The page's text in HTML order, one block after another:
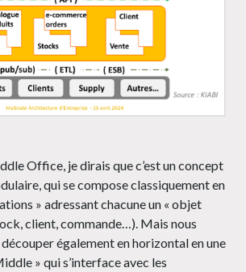
Office, je dirais que c’est un concept
qui se compose classiquement en
» adressant chacune un « objet
client, commande…). Mais nous
découper également en horizontal en une
» qui s’interface avec les